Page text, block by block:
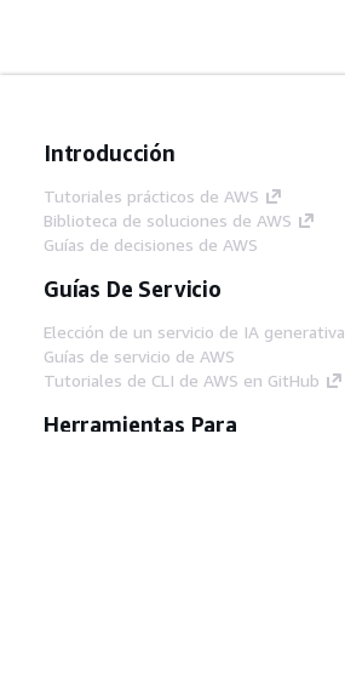
Introducción
Tutoriales prácticos de AWS
Biblioteca de soluciones de AWS
Guías de decisiones de AWS
Guías De Servicio
Elección de un servicio de IA generativa
Guías de servicio de AWS
Tutoriales de CLI de AWS en GitHub
Herramientas Para